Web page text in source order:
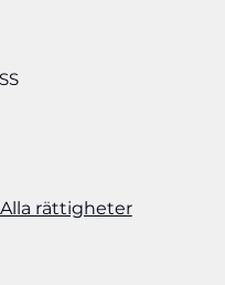
Alla rättigheter